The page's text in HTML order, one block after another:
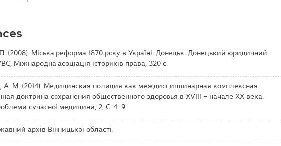
(2008). Міська реформа 1870 року в Україні. Донецьк: Донецький юридичний
Міжнародна асоціація істориків права, 320 с.
А. М. (2014). Медицинская полиция как междисциплинарная комплексная
доктрина сохранения общественного здоровья в ХVIII – начале ХХ века.
сучасної медицини, 2, С. 4–9.
архів Вінницької області.